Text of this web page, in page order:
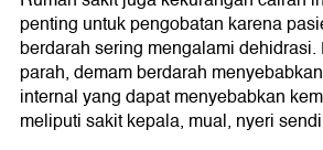
penting untuk pengobatan karena
berdarah sering mengalami
parah, demam berdarah
internal yang dapat menyebabkan
meliputi sakit kepala, mual, nyeri